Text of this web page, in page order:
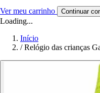
Ver meu carrinho Continuar
Loading...
Início
/ Relógio das crianças